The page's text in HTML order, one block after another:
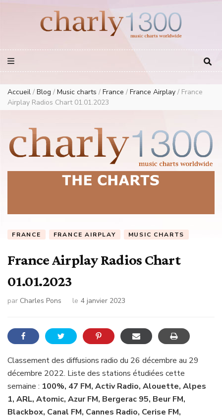
European Music Charts plus USA and Australia
Accueil / Blog / Music charts / France / France Airplay / France
Airplay Radios Chart 01.01.2023
FRANCE FRANCE AIRPLAY MUSIC CHARTS
France Airplay Radios Chart
01.01.2023
par Charles Pons le 4 janvier 2023
Classement des diffusions radio du 26 décembre au 29
décembre 2022. Liste des stations étudiées cette
semaine : 100%, 47 FM, Activ Radio, Alouette, Alpes
1, ARL, Atomic, Azur FM, Bergerac 95, Beur FM,
Blackbox, Canal FM, Cannes Radio, Cerise FM,